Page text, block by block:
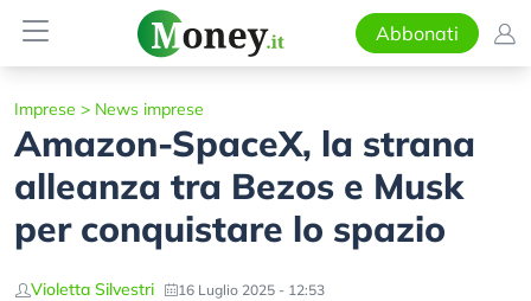
Abbonati
Imprese > News imprese
Amazon-SpaceX, la strana
alleanza tra Bezos e Musk
per conquistare lo spazio
Violetta Silvestri 16 Luglio 2025 - 12:53